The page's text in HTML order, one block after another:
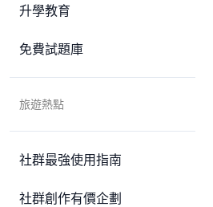
升學教育
免費試題庫
旅遊熱點
社群最強使用指南
社群創作有價企劃